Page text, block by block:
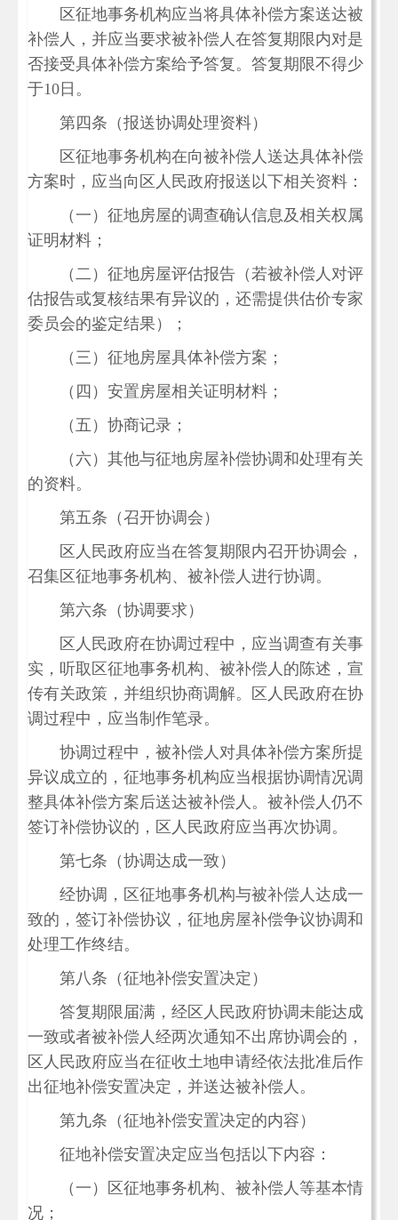
区征地事务机构应当将具体补偿方案送达被
补偿人，并应当要求被补偿人在答复期限内对是
否接受具体补偿方案给予答复。答复期限不得少
于10日。
第四条（报送协调处理资料）
区征地事务机构在向被补偿人送达具体补偿
方案时，应当向区人民政府报送以下相关资料：
（一）征地房屋的调查确认信息及相关权属
证明材料；
（二）征地房屋评估报告（若被补偿人对评
估报告或复核结果有异议的，还需提供估价专家
委员会的鉴定结果）；
（三）征地房屋具体补偿方案；
（四）安置房屋相关证明材料；
（五）协商记录；
（六）其他与征地房屋补偿协调和处理有关
的资料。
第五条（召开协调会）
区人民政府应当在答复期限内召开协调会，
召集区征地事务机构、被补偿人进行协调。
第六条（协调要求）
区人民政府在协调过程中，应当调查有关事
实，听取区征地事务机构、被补偿人的陈述，宣
传有关政策，并组织协商调解。区人民政府在协
调过程中，应当制作笔录。
协调过程中，被补偿人对具体补偿方案所提
异议成立的，征地事务机构应当根据协调情况调
整具体补偿方案后送达被补偿人。被补偿人仍不
签订补偿协议的，区人民政府应当再次协调。
第七条（协调达成一致）
经协调，区征地事务机构与被补偿人达成一
致的，签订补偿协议，征地房屋补偿争议协调和
处理工作终结。
第八条（征地补偿安置决定）
答复期限届满，经区人民政府协调未能达成
一致或者被补偿人经两次通知不出席协调会的，
区人民政府应当在征收土地申请经依法批准后作
出征地补偿安置决定，并送达被补偿人。
第九条（征地补偿安置决定的内容）
征地补偿安置决定应当包括以下内容：
（一）区征地事务机构、被补偿人等基本情
况；